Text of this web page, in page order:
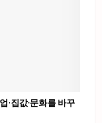
·집값·문화를 바꾸